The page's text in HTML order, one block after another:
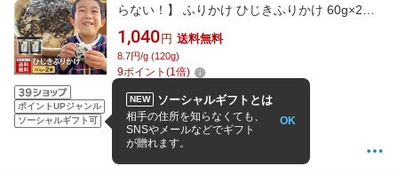
ポイントUPジャンル
ソーシャルギフト可
らない！】 ふりかけ ひじきふりかけ 60g×2袋
1300円ポッキリ 送料無料 朝食 おにぎり つくだ
煮 佃煮 ひじき 小豆島 老舗 ソフトふりかけ ご
飯のお供
1,040 円 送料無料
8.7円/g (120g)
9ポイント (1倍)
120g
4.65(2,411件)
2〜5日以内に発送(土日祝除く)
NEW ソーシャルギフトとは
相手の住所を知らなくても、
SNSやメールなどでギフト
が贈れます。
OK